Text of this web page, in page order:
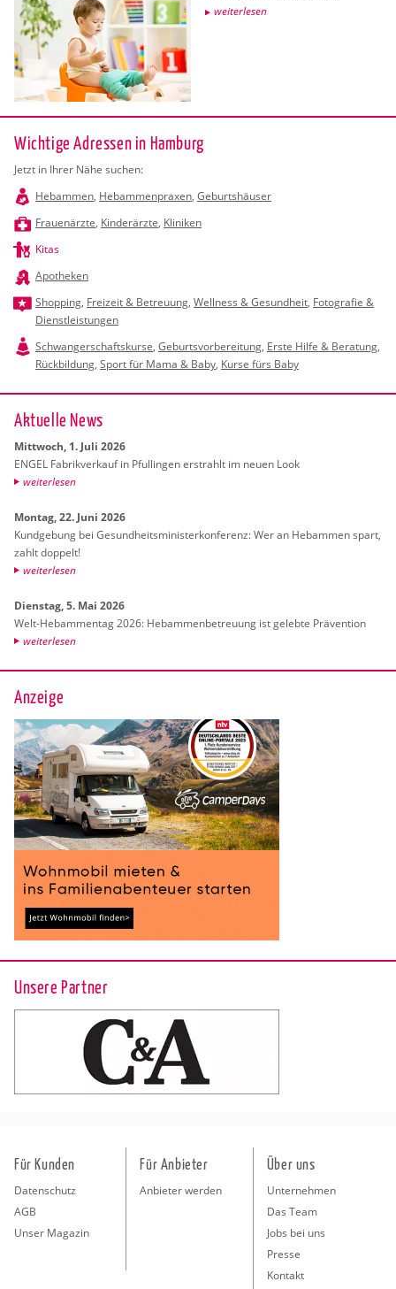
wei­ter­le­sen
Wichtige Adressen in Hamburg
Jetzt in Ihrer Nähe suchen:
Hebammen, Hebammenpraxen, Geburtshäuser
Frauenärzte, Kinderärzte, Kliniken
Kitas
Apotheken
Shopping, Freizeit & Betreuung, Wellness & Gesundheit, Fotografie &
Dienstleistungen
Schwangerschaftskurse, Geburtsvorbereitung, Erste Hilfe & Beratung,
Rückbildung, Sport für Mama & Baby, Kurse fürs Baby
Ak­tu­el­le News
Mitt­woch, 1. Juli 2026
ENGEL Fa­brik­ver­kauf in Pful­lin­gen er­strahlt im neuen Look
wei­ter­le­sen
Mon­tag, 22. Juni 2026
Kund­ge­bung bei Ge­sund­heits­mi­nis­ter­kon­fe­renz: Wer an Heb­am­men spart,
zahlt dop­pelt!
wei­ter­le­sen
Diens­tag, 5. Mai 2026
Welt-Heb­am­men­tag 2026: Heb­am­men­be­treu­ung ist ge­leb­te Prä­ven­ti­on
wei­ter­le­sen
Anzeige
Unsere Partner
Für Kunden
Datenschutz
AGB
Unser Magazin
Für Anbieter
Anbieter werden
Über uns
Unternehmen
Das Team
Jobs bei uns
Presse
Kontakt